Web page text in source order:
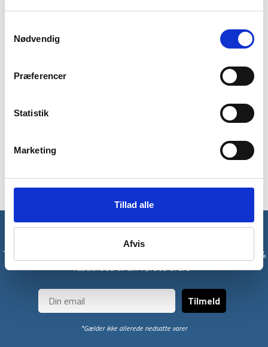
Nødvendig
Præferencer
Statistik
Marketing
Tillad alle
Afvis
Tilmeld dig vores nyhedsbrev og modtag med det samme en 10%
rabatkode til din første ordre*
Tilmeld
*Gælder ikke allerede nedsatte varer